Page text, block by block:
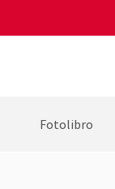
Fotolibro